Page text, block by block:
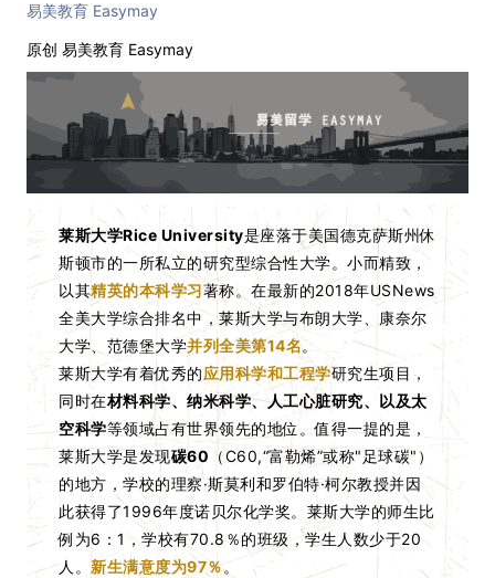
易美教育 Easymay
原创 易美教育 Easymay
莱斯大学Rice University是座落于美国德克萨斯州休
斯顿市的一所私立的研究型综合性大学。小而精致，
以其精英的本科学习著称。在最新的2018年USNews
全美大学综合排名中，莱斯大学与布朗大学、康奈尔
大学、范德堡大学并列全美第14名。
莱斯大学有着优秀的应用科学和工程学研究生项目，
同时在材料科学、纳米科学、人工心脏研究、以及太
空科学等领域占有世界领先的地位。值得一提的是，
莱斯大学是发现碳60 （C60,“富勒烯”或称"足球碳"）
的地方，学校的理察·斯莫利和罗伯特·柯尔教授并因
此获得了1996年度诺贝尔化学奖。莱斯大学的师生比
例为6：1，学校有70.8％的班级，学生人数少于20
人。 新生满意度为97％。